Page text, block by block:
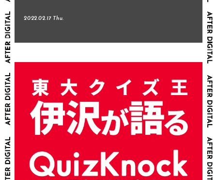
2022.02.17 Thu.